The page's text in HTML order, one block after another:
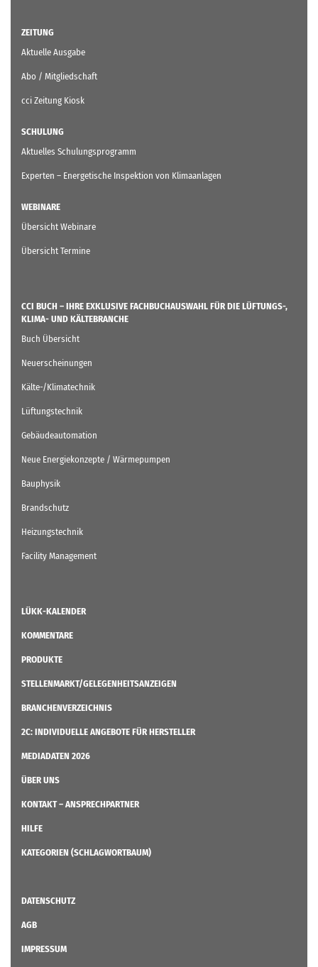
ZEITUNG
Aktuelle Ausgabe
Abo / Mitgliedschaft
cci Zeitung Kiosk
SCHULUNG
Aktuelles Schulungsprogramm
Experten – Energetische Inspektion von Klimaanlagen
WEBINARE
Übersicht Webinare
Übersicht Termine
CCI BUCH – IHRE EXKLUSIVE FACHBUCHAUSWAHL FÜR DIE LÜFTUNGS-,
KLIMA- UND KÄLTEBRANCHE
Buch Übersicht
Neuerscheinungen
Kälte-/Klimatechnik
Lüftungstechnik
Gebäudeautomation
Neue Energiekonzepte / Wärmepumpen
Bauphysik
Brandschutz
Heizungstechnik
Facility Management
LÜKK-KALENDER
KOMMENTARE
PRODUKTE
STELLENMARKT/GELEGENHEITSANZEIGEN
BRANCHENVERZEICHNIS
2C: INDIVIDUELLE ANGEBOTE FÜR HERSTELLER
MEDIADATEN 2026
ÜBER UNS
KONTAKT – ANSPRECHPARTNER
HILFE
KATEGORIEN (SCHLAGWORTBAUM)
DATENSCHUTZ
AGB
IMPRESSUM